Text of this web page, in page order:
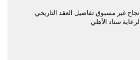
نجاح غير مسبوق تفاصيل العقد التاريخي
لرعاية ستاد الأهلي